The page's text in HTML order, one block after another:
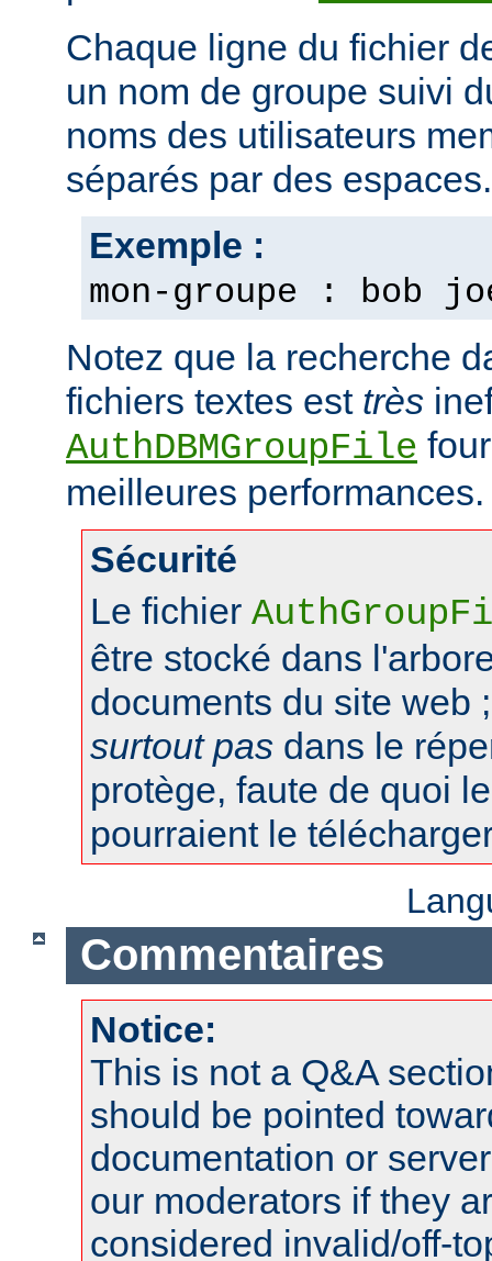
Chaque ligne du fichier
un nom de groupe suivi
noms des utilisateurs
séparés par des espaces.
Exemple :
mon-groupe : bob
Notez que la recherche
fichiers textes est très
AuthDBMGroupFile
meilleures performances.
Sécurité
Le fichier
être stocké dans
documents du site web
surtout pas dans le
protège, faute de quoi
pourraient le
Commentaires
Notice:
This is not a Q&A
should be pointed
documentation or
our moderators if they
considered invalid/off-